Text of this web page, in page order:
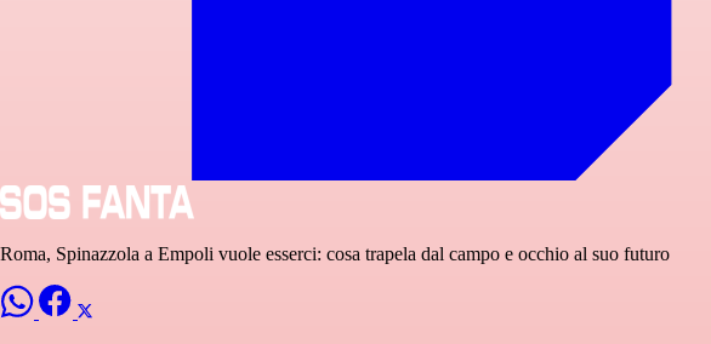
Roma, Spinazzola a Empoli vuole esserci: cosa trapela dal campo e occhio al suo futuro